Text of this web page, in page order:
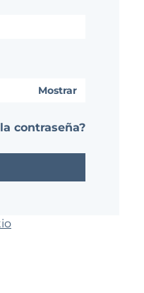
Mostrar
contraseña?